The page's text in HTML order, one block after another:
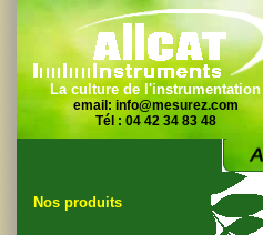
La culture de l'instrumentation
email: info@mesurez.com
Tél : 04 42 34 83 48
Nos produits